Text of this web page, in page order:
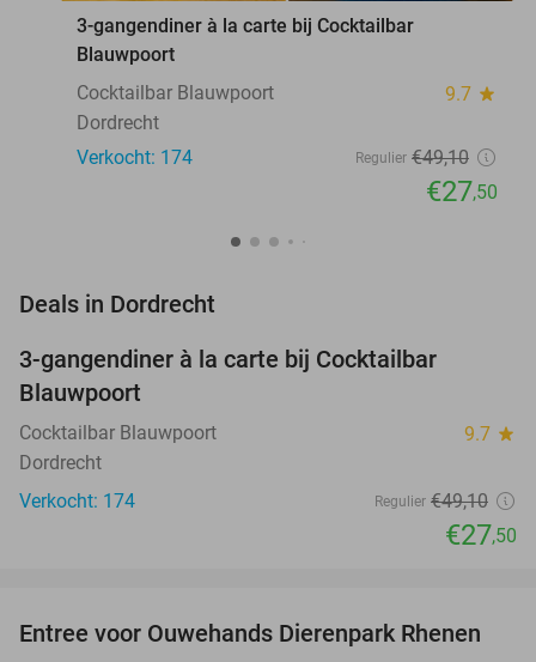
3-gangendiner à la carte bij Cocktailbar
Blauwpoort
Cocktailbar Blauwpoort
9.7 star
Dordrecht
Verkocht: 174
Regulier €49,10
€27,50
Deals in Dordrecht
3-gangendiner à la carte bij Cocktailbar
Blauwpoort
Cocktailbar Blauwpoort 9.7 star
Dordrecht
Verkocht: 174
Regulier €49,10
€27,50
19%
Entree voor Ouwehands Dierenpark Rhenen